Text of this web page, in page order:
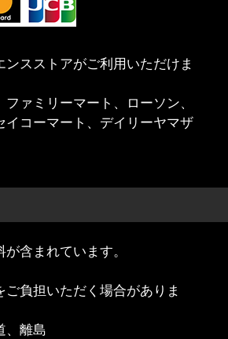
ンスストアがご利用いただけま
ァミリーマート、ローソン、
イコーマート、デイリーヤマザ
含まれています。
負担いただく場合がありま
、離島